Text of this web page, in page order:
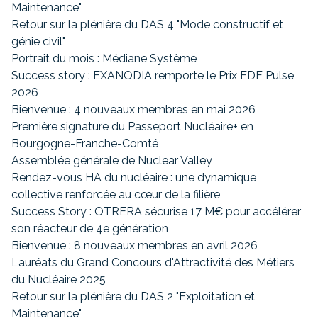
Maintenance"
Retour sur la plénière du DAS 4 "Mode constructif et
génie civil"
Portrait du mois : Médiane Système
Success story : EXANODIA remporte le Prix EDF Pulse
2026
Bienvenue : 4 nouveaux membres en mai 2026
Première signature du Passeport Nucléaire+ en
Bourgogne-Franche-Comté
Assemblée générale de Nuclear Valley
Rendez-vous HA du nucléaire : une dynamique
collective renforcée au cœur de la filière
Success Story : OTRERA sécurise 17 M€ pour accélérer
son réacteur de 4e génération
Bienvenue : 8 nouveaux membres en avril 2026
Lauréats du Grand Concours d'Attractivité des Métiers
du Nucléaire 2025
Retour sur la plénière du DAS 2 "Exploitation et
Maintenance"